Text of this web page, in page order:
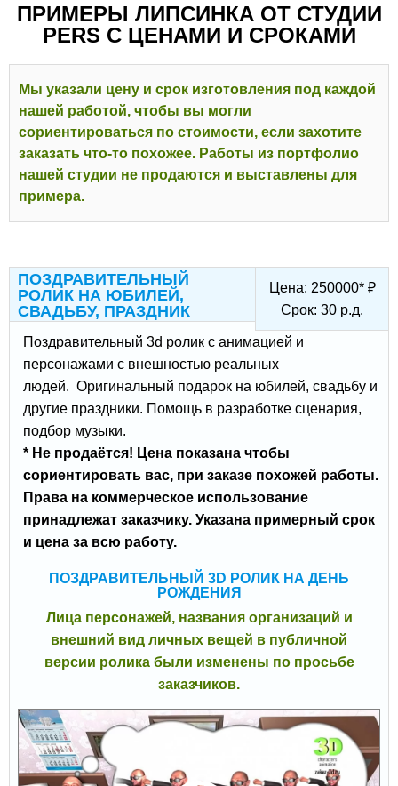
ПРИМЕРЫ ЛИПСИНКА ОТ СТУДИИ
PERS С ЦЕНАМИ И СРОКАМИ
Мы указали цену и срок изготовления под каждой
нашей работой, чтобы вы могли
сориентироваться по стоимости, если захотите
заказать что-то похожее. Работы из портфолио
нашей студии не продаются и выставлены для
примера.
Цена: 250000* ₽
Срок: 30 р.д.
ПОЗДРАВИТЕЛЬНЫЙ
РОЛИК НА ЮБИЛЕЙ,
СВАДЬБУ, ПРАЗДНИК
Поздравительный 3d ролик с анимацией и
персонажами с внешностью реальных
людей. Оригинальный подарок на юбилей, свадьбу и
другие праздники. Помощь в разработке сценария,
подбор музыки.
* Не продаётся! Цена показана чтобы
сориентировать вас, при заказе похожей работы.
Права на коммерческое использование
принадлежат заказчику. Указана примерный срок
и цена за всю работу.
ПОЗДРАВИТЕЛЬНЫЙ 3D РОЛИК НА ДЕНЬ
РОЖДЕНИЯ
Лица персонажей, названия организаций и
внешний вид личных вещей в публичной
версии ролика были изменены по просьбе
заказчиков.